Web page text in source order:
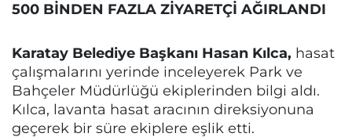
500 BİNDEN FAZLA ZİYARETÇİ AĞIRLANDI
Karatay Belediye Başkanı Hasan Kılca, hasat
çalışmalarını yerinde inceleyerek Park ve
Bahçeler Müdürlüğü ekiplerinden bilgi aldı.
Kılca, lavanta hasat aracının direksiyonuna
geçerek bir süre ekiplere eşlik etti.